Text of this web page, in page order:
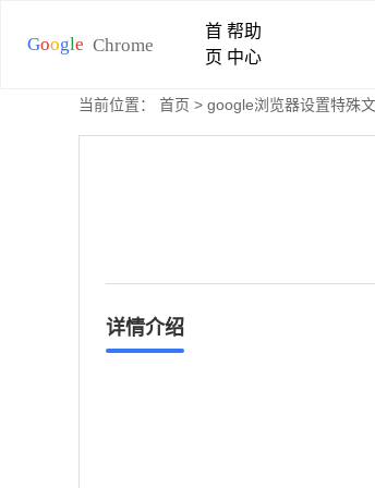
首
页
帮助
中心
当前位置： 首页 > google浏览器设置特殊
详情介绍